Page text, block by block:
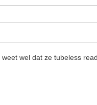
weet wel dat ze tubeless